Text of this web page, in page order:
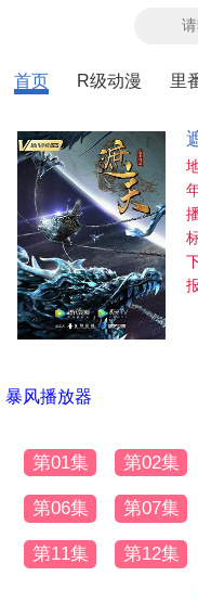
首页 R级动漫 里
暴风播放器
第01集 第02集
第06集 第07集
第11集 第12集